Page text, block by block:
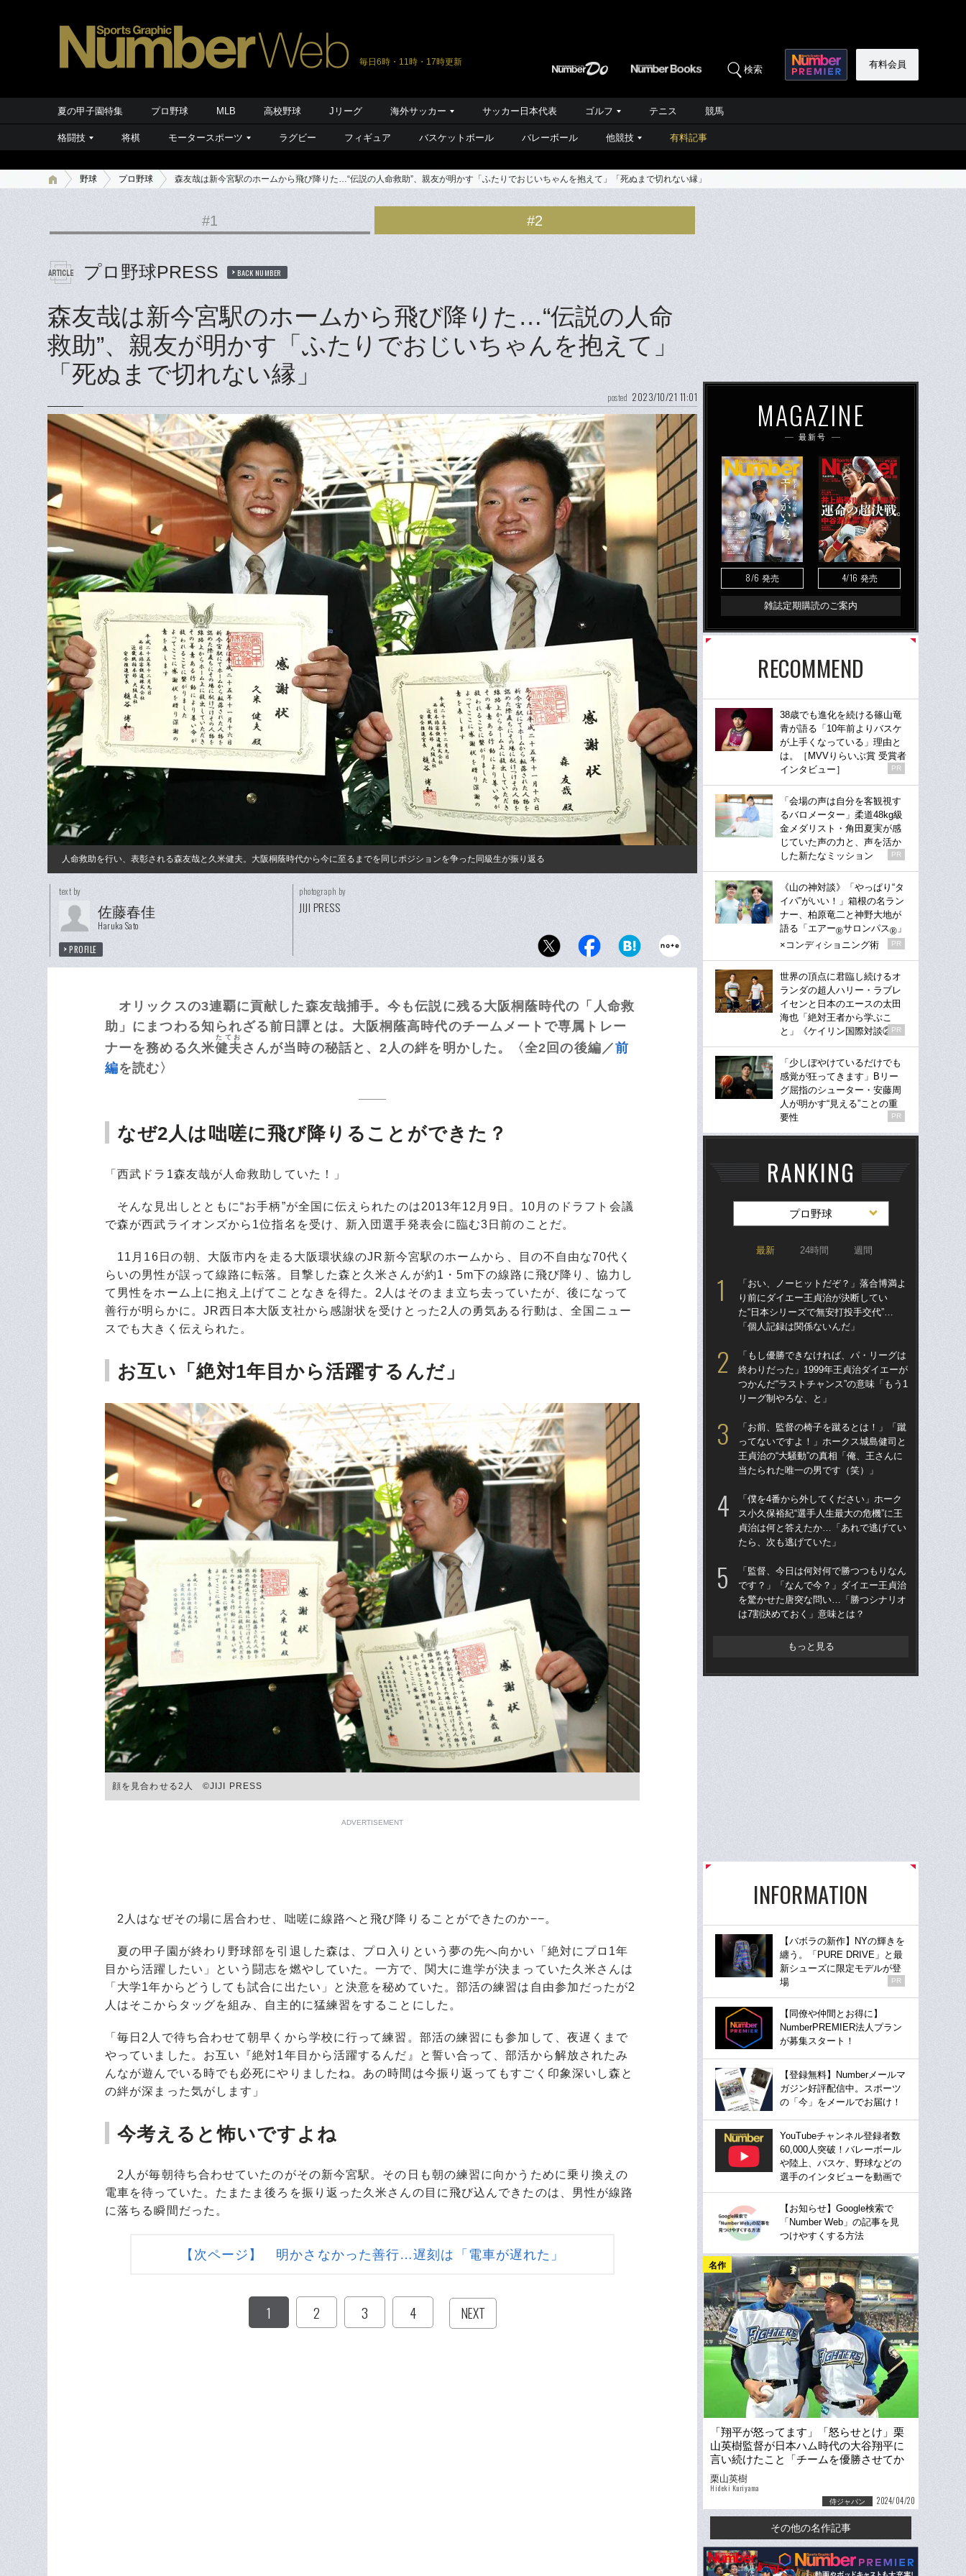
毎日6時・11時・17時更新
検索 有料会員
夏の甲子園特集 プロ野球 MLB 高校野球 Jリーグ 海外サッカー サッカー日本代表 ゴルフ テニス 競馬
格闘技 将棋 モータースポーツ ラグビー フィギュア バスケットボール バレーボール 他競技 有料記事
野球 プロ野球 森友哉は新今宮駅のホームから飛び降りた…“伝説の人命救助”、親友が明かす「ふたりでおじいちゃんを抱えて」「死ぬまで切れない縁」
#1 #2
プロ野球PRESS BACK NUMBER
森友哉は新今宮駅のホームから飛び降りた…“伝説の人命
救助”、親友が明かす「ふたりでおじいちゃんを抱えて」
「死ぬまで切れない縁」
posted 2023/10/21 11:01
人命救助を行い、表彰される森友哉と久米健夫。大阪桐蔭時代から今に至るまでを同じポジションを争った同級生が振り返る
text by
佐藤春佳
Haruka Sato
PROFILE
photograph by
JIJI PRESS
オリックスの3連覇に貢献した森友哉捕手。今も伝説に残る大阪桐蔭時代の「人命救
助」にまつわる知られざる前日譚とは。大阪桐蔭高時代のチームメートで専属トレー
ナーを務める久米健夫
たてお
さんが当時の秘話と、2人の絆を明かした。〈全2回の後編／前
編を読む〉
なぜ2人は咄嗟に飛び降りることができた？
「西武ドラ1森友哉が人命救助していた！」
そんな見出しとともに“お手柄”が全国に伝えられたのは2013年12月9日。10月のドラフト会議
で森が西武ライオンズから1位指名を受け、新入団選手発表会に臨む3日前のことだ。
11月16日の朝、大阪市内を走る大阪環状線のJR新今宮駅のホームから、目の不自由な70代く
らいの男性が誤って線路に転落。目撃した森と久米さんが約1・5m下の線路に飛び降り、協力し
て男性をホーム上に抱え上げてことなきを得た。2人はそのまま立ち去っていたが、後になって
善行が明らかに。JR西日本大阪支社から感謝状を受けとった2人の勇気ある行動は、全国ニュー
スでも大きく伝えられた。
お互い「絶対1年目から活躍するんだ」
顔を見合わせる2人 ©JIJI PRESS
ADVERTISEMENT
2人はなぜその場に居合わせ、咄嗟に線路へと飛び降りることができたのか−−。
夏の甲子園が終わり野球部を引退した森は、プロ入りという夢の先へ向かい「絶対にプロ1年
目から活躍したい」という闘志を燃やしていた。一方で、関大に進学が決まっていた久米さんは
「大学1年からどうしても試合に出たい」と決意を秘めていた。部活の練習は自由参加だったが2
人はそこからタッグを組み、自主的に猛練習をすることにした。
「毎日2人で待ち合わせて朝早くから学校に行って練習。部活の練習にも参加して、夜遅くまで
やっていました。お互い『絶対1年目から活躍するんだ』と誓い合って、部活から解放されたみ
んなが遊んでいる時でも必死にやりましたね。あの時間は今振り返ってもすごく印象深いし森と
の絆が深まった気がします」
今考えると怖いですよね
2人が毎朝待ち合わせていたのがその新今宮駅。その日も朝の練習に向かうために乗り換えの
電車を待っていた。たまたま後ろを振り返った久米さんの目に飛び込んできたのは、男性が線路
に落ちる瞬間だった。
【次ページ】 明かさなかった善行…遅刻は「電車が遅れた」
1 2 3 4 NEXT
MAGAZINE
最新号
8/6 発売 4/16 発売
雑誌定期購読のご案内
RECOMMEND
38歳でも進化を続ける篠山竜
青が語る「10年前よりバスケ
が上手くなっている」理由と
は。［MVVりらいぶ賞 受賞者
インタビュー］
PR
「会場の声は自分を客観視す
るバロメーター」柔道48kg級
金メダリスト・角田夏実が感
じていた声の力と、声を活か
した新たなミッション
PR
《山の神対談》「やっぱり“タ
イパ”がいい！」箱根の名ラン
ナー、柏原竜二と神野大地が
語る「エアー®サロンパス® 」
×コンディショニング術
PR
世界の頂点に君臨し続けるオ
ランダの超人ハリー・ラブレ
イセンと日本のエースの太田
海也「絶対王者から学ぶこ
と」《ケイリン国際対談②》
PR
「少しぼやけているだけでも
感覚が狂ってきます」Bリー
グ屈指のシューター・安藤周
人が明かす“見える”ことの重
要性
PR
RANKING
プロ野球
最新 24時間 週間
「おい、ノーヒットだぞ？」落合博満よ
り前にダイエー王貞治が決断してい
た“日本シリーズで無安打投手交代”…
「個人記録は関係ないんだ」
「もし優勝できなければ、パ・リーグは
終わりだった」1999年王貞治ダイエーが
つかんだ“ラストチャンス”の意味「もう1
リーグ制やろな、と」
「お前、監督の椅子を蹴るとは！」「蹴
ってないですよ！」ホークス城島健司と
王貞治の“大騒動”の真相「俺、王さんに
当たられた唯一の男です（笑）」
「僕を4番から外してください」ホーク
ス小久保裕紀“選手人生最大の危機”に王
貞治は何と答えたか…「あれで逃げてい
たら、次も逃げていた」
「監督、今日は何対何で勝つつもりなん
です？」「なんで今？」ダイエー王貞治
を驚かせた唐突な問い…「勝つシナリオ
は7割決めておく」意味とは？
もっと見る
INFORMATION
【バボラの新作】NYの輝きを
纏う。「PURE DRIVE」と最
新シューズに限定モデルが登
場
PR
【同僚や仲間とお得に】
NumberPREMIER法人プラン
が募集スタート！
【登録無料】Numberメールマ
ガジン好評配信中。スポーツ
の「今」をメールでお届け！
YouTubeチャンネル登録者数
60,000人突破！バレーボール
や陸上、バスケ、野球などの
選手のインタビューを動画で
【お知らせ】Google検索で
「Number Web」の記事を見
つけやすくする方法
名作
「翔平が怒ってます」「怒らせとけ」栗
山英樹監督が日本ハム時代の大谷翔平に
言い続けたこと「チームを優勝させてか
ら行け。なぜなら…」
栗山英樹
Hideki Kuriyama
侍ジャパン 2024/04/20
その他の名作記事